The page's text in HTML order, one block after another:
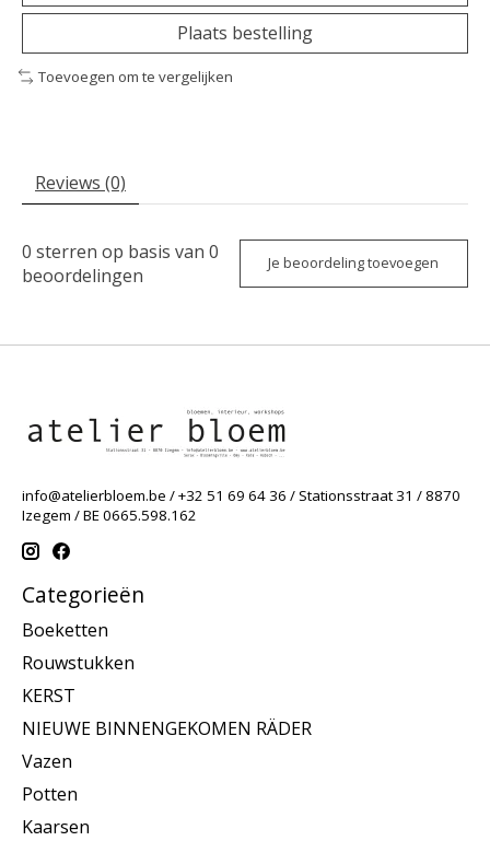
Plaats bestelling
Toevoegen om te vergelijken
Reviews (0)
0 sterren op basis van 0
beoordelingen
Je beoordeling toevoegen
info@atelierbloem.be / +32 51 69 64 36 / Stationsstraat 31 / 8870
Izegem / BE 0665.598.162
Categorieën
Boeketten
Rouwstukken
KERST
NIEUWE BINNENGEKOMEN RÄDER
Vazen
Potten
Kaarsen